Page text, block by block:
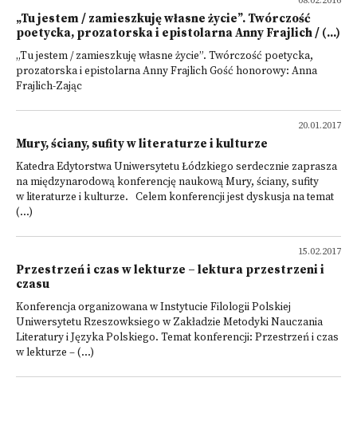
„Tu jestem / zamieszkuję własne życie”. Twórczość
poetycka, prozatorska i epistolarna Anny Frajlich / (...)
„Tu jestem / zamieszkuję własne życie”. Twórczość poetycka,
prozatorska i epistolarna Anny Frajlich Gość honorowy: Anna
Frajlich-Zając
20.01.2017
Mury, ściany, sufity w literaturze i kulturze
Katedra Edytorstwa Uniwersytetu Łódzkiego serdecznie zaprasza
na międzynarodową konferencję naukową Mury, ściany, sufity
w literaturze i kulturze. Celem konferencji jest dyskusja na temat
(...)
15.02.2017
Przestrzeń i czas w lekturze – lektura przestrzeni i
czasu
Konferencja organizowana w Instytucie Filologii Polskiej
Uniwersytetu Rzeszowksiego w Zakładzie Metodyki Nauczania
Literatury i Języka Polskiego. Temat konferencji: Przestrzeń i czas
w lekturze – (...)